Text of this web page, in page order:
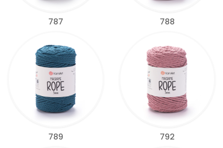
787 788
789 792